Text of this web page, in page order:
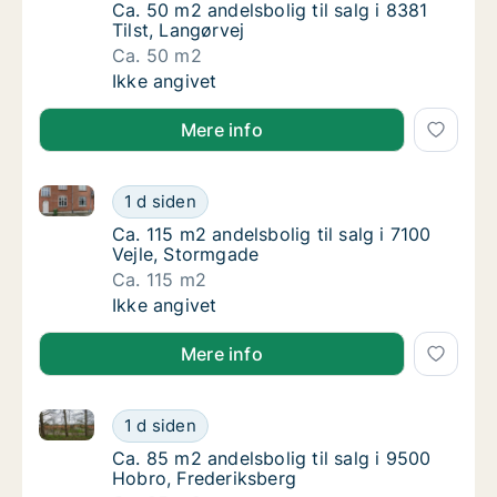
Ca. 50 m2 andelsbolig til salg i 8381 Tilst,
Ca. 50 m2 andelsbolig til salg i 8381
Tilst, Langørvej
Ca. 50 m2
Ca. 50 m2 andelsbolig til salg i 8381 Tilst,
Ikke angivet
Mere info
Ca. 115 m2 andelsbolig til salg i 7100 Vejle,
1 d siden
Ca. 115 m2 andelsbolig til salg i 7100 Vejle,
Ca. 115 m2 andelsbolig til salg i 7100 Vejle,
Ca. 115 m2 andelsbolig til salg i 7100
Vejle, Stormgade
Ca. 115 m2
Ca. 115 m2 andelsbolig til salg i 7100 Vejle,
Ikke angivet
Mere info
Ca. 85 m2 andelsbolig til salg i 9500
1 d siden
Ca. 85 m2 andelsbolig til salg i 9500 Hobro,
Ca. 85 m2 andelsbolig til salg i 9500
Ca. 85 m2 andelsbolig til salg i 9500
Hobro, Frederiksberg